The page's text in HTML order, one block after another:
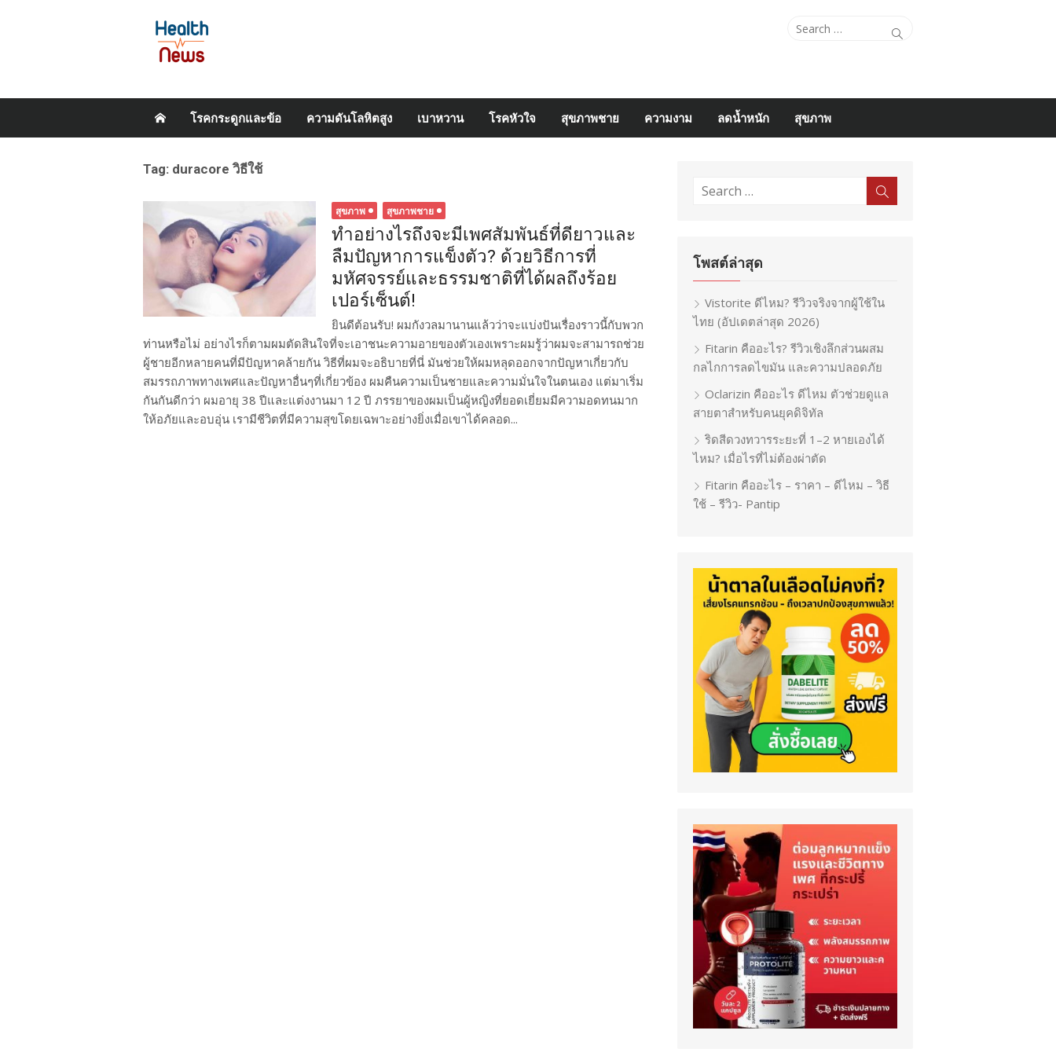
Search
Search
โรคกระดูกและข้อ ความดันโลหิตสูง เบาหวาน โรคหัวใจ สุขภาพชาย ความงาม ลดน้ำหนัก สุขภาพ
Tag: duracore วิธีใช้
สุขภาพ สุขภาพชาย
ทำอย่างไรถึงจะมีเพศสัมพันธ์ที่ดียาวและ
ลืมปัญหาการแข็งตัว? ด้วยวิธีการที่
มหัศจรรย์และธรรมชาติที่ได้ผลถึงร้อย
เปอร์เซ็นต์!
ยินดีต้อนรับ! ผมกังวลมานานแล้วว่าจะแบ่งปันเรื่องราวนี้กับพวก
ท่านหรือไม่ อย่างไรก็ตามผมตัดสินใจที่จะเอาชนะความอายของตัวเองเพราะผมรู้ว่าผมจะสามารถช่วย
ผู้ชายอีกหลายคนที่มีปัญหาคล้ายกัน วิธีที่ผมจะอธิบายที่นี่ มันช่วยให้ผมหลุดออกจากปัญหาเกี่ยวกับ
สมรรถภาพทางเพศและปัญหาอื่นๆที่เกี่ยวข้อง ผมคืนความเป็นชายและความมั่นใจในตนเอง แต่มาเริ่ม
กันกันดีกว่า ผมอายุ 38 ปีและแต่งงานมา 12 ปี ภรรยาของผมเป็นผู้หญิงที่ยอดเยี่ยมมีความอดทนมาก
ให้อภัยและอบอุ่น เรามีชีวิตที่มีความสุขโดยเฉพาะอย่างยิ่งเมื่อเขาได้คลอด...
Search
Search
โพสต์ล่าสุด
Vistorite ดีไหม? รีวิวจริงจากผู้ใช้ใน
ไทย (อัปเดตล่าสุด 2026)
Fitarin คืออะไร? รีวิวเชิงลึกส่วนผสม
กลไกการลดไขมัน และความปลอดภัย
Oclarizin คืออะไร ดีไหม ตัวช่วยดูแล
สายตาสำหรับคนยุคดิจิทัล
ริดสีดวงทวารระยะที่ 1–2 หายเองได้
ไหม? เมื่อไรที่ไม่ต้องผ่าตัด
Fitarin คืออะไร – ราคา – ดีไหม – วิธี
ใช้ – รีวิว- Pantip